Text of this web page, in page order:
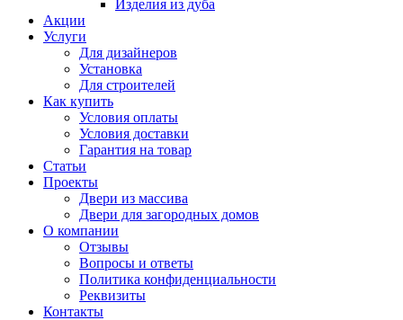
Изделия из дуба
Акции
Услуги
Для дизайнеров
Установка
Для строителей
Как купить
Условия оплаты
Условия доставки
Гарантия на товар
Статьи
Проекты
Двери из массива
Двери для загородных домов
О компании
Отзывы
Вопросы и ответы
Политика конфиденциальности
Реквизиты
Контакты